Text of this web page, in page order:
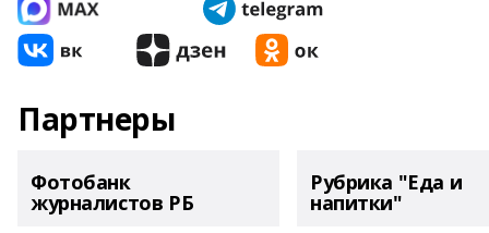
Партнеры
Фотобанк
журналистов РБ
Рубрика "Еда и
напитки"